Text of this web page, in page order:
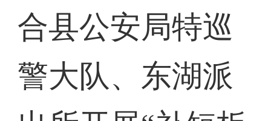
合县公安局特巡
警大队、东湖派